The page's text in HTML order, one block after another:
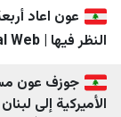
Times
IRANA
أربعة قوانين كان
(19:46)
مستهلاً جلسة